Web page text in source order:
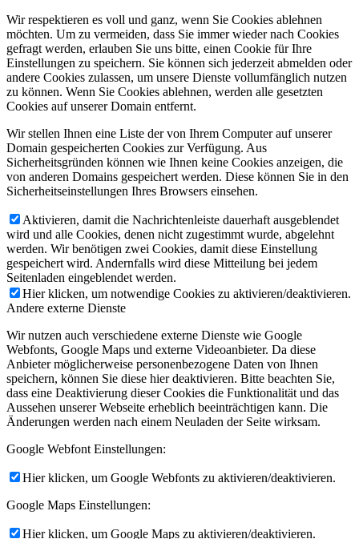
Wir respektieren es voll und ganz, wenn Sie Cookies ablehnen
möchten. Um zu vermeiden, dass Sie immer wieder nach Cookies
gefragt werden, erlauben Sie uns bitte, einen Cookie für Ihre
Einstellungen zu speichern. Sie können sich jederzeit abmelden oder
andere Cookies zulassen, um unsere Dienste vollumfänglich nutzen
zu können. Wenn Sie Cookies ablehnen, werden alle gesetzten
Cookies auf unserer Domain entfernt.
Wir stellen Ihnen eine Liste der von Ihrem Computer auf unserer
Domain gespeicherten Cookies zur Verfügung. Aus
Sicherheitsgründen können wie Ihnen keine Cookies anzeigen, die
von anderen Domains gespeichert werden. Diese können Sie in den
Sicherheitseinstellungen Ihres Browsers einsehen.
Aktivieren, damit die Nachrichtenleiste dauerhaft ausgeblendet
wird und alle Cookies, denen nicht zugestimmt wurde, abgelehnt
werden. Wir benötigen zwei Cookies, damit diese Einstellung
gespeichert wird. Andernfalls wird diese Mitteilung bei jedem
Seitenladen eingeblendet werden.
Hier klicken, um notwendige Cookies zu aktivieren/deaktivieren.
Andere externe Dienste
Wir nutzen auch verschiedene externe Dienste wie Google
Webfonts, Google Maps und externe Videoanbieter. Da diese
Anbieter möglicherweise personenbezogene Daten von Ihnen
speichern, können Sie diese hier deaktivieren. Bitte beachten Sie,
dass eine Deaktivierung dieser Cookies die Funktionalität und das
Aussehen unserer Webseite erheblich beeinträchtigen kann. Die
Änderungen werden nach einem Neuladen der Seite wirksam.
Google Webfont Einstellungen:
Hier klicken, um Google Webfonts zu aktivieren/deaktivieren.
Google Maps Einstellungen:
Hier klicken, um Google Maps zu aktivieren/deaktivieren.